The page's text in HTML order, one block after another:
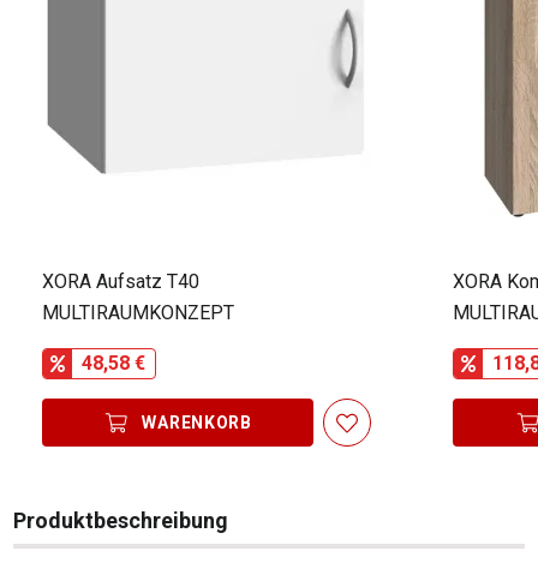
XORA Aufsatz T40
MULTIRAUMKONZEPT
48,58 €
WARENKORB
XORA
Produktbeschreibung